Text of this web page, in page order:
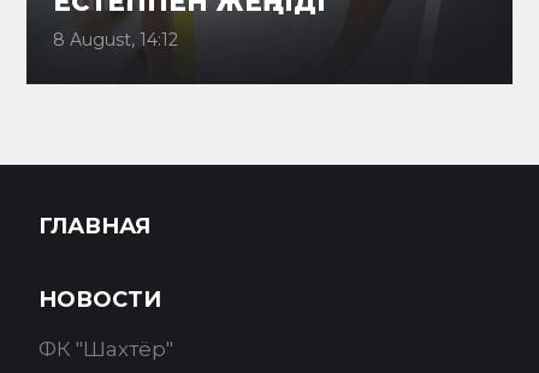
8 August, 14:12
ГЛАВНАЯ
НОВОСТИ
ФК "Шахтёр"